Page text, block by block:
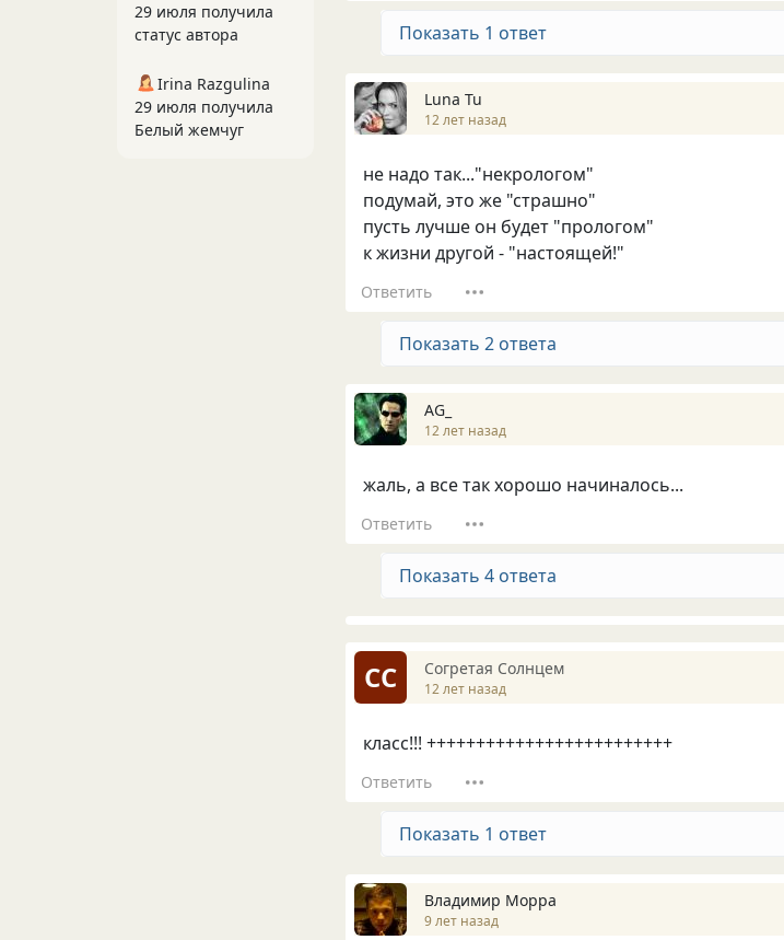
Показать 1 ответ
Luna Tu
12 лет назад
не надо так..."некрологом"
подумай, это же "страшно"
пусть лучше он будет "прологом"
к жизни другой - "настоящей!"
Ответить
Показать 2 ответа
AG_
12 лет назад
жаль, а все так хорошо начиналось...
Ответить
Показать 4 ответа
СС Согретая Солнцем
12 лет назад
класс!!! +++++++++++++++++++++++++
Ответить
Показать 1 ответ
Владимир Морра
9 лет назад
29 июля получила
статус автора
Irina Razgulina
29 июля получила
Белый жемчуг